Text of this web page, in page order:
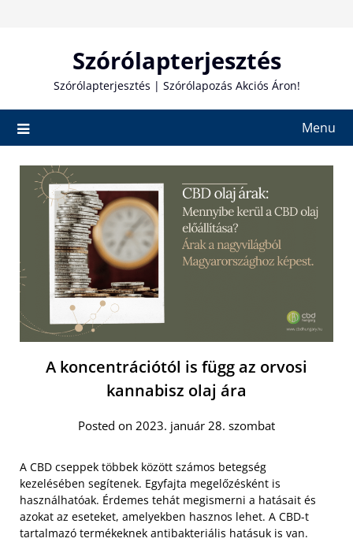
Szórólapterjesztés
Szórólapterjesztés | Szórólapozás Akciós Áron!
Menu
A koncentrációtól is függ az orvosi
kannabisz olaj ára
Posted on 2023. január 28. szombat
A CBD cseppek többek között számos betegség
kezelésében segítenek. Egyfajta megelőzésként is
használhatóak. Érdemes tehát megismerni a hatásait és
azokat az eseteket, amelyekben hasznos lehet. A CBD-t
tartalmazó termékeknek antibakteriális hatásuk is van.